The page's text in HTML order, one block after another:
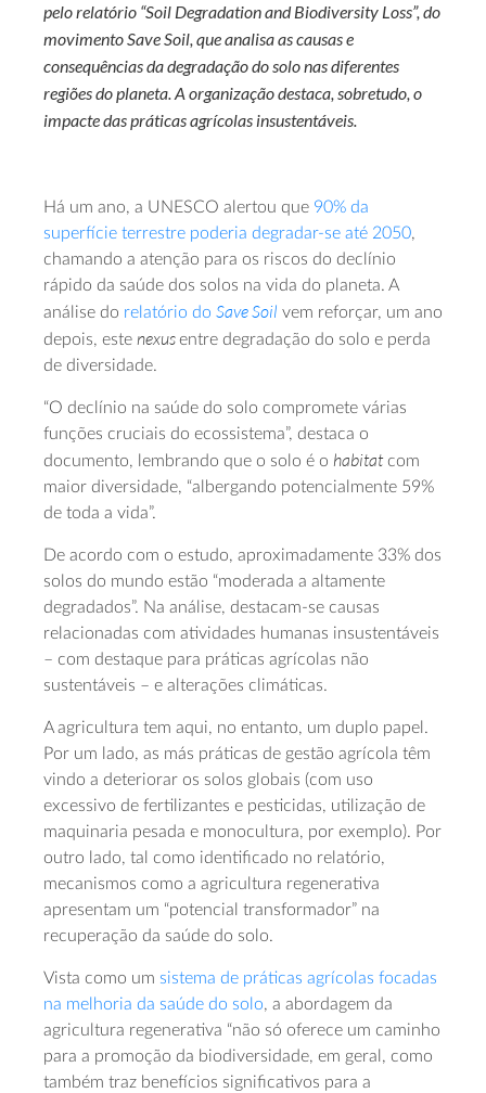
pelo relatório “Soil Degradation and Biodiversity Loss”, do
movimento Save Soil, que analisa as causas e
consequências da degradação do solo nas diferentes
regiões do planeta. A organização destaca, sobretudo, o
impacte das práticas agrícolas insustentáveis.
Há um ano, a UNESCO alertou que 90% da
superfície terrestre poderia degradar-se até 2050,
chamando a atenção para os riscos do declínio
rápido da saúde dos solos na vida do planeta. A
análise do relatório do Save Soil vem reforçar, um ano
depois, este nexusentre degradação do solo e perda
de diversidade.
“O declínio na saúde do solo compromete várias
funções cruciais do ecossistema”, destaca o
documento, lembrando que o solo é o habitatcom
maior diversidade, “albergando potencialmente 59%
de toda a vida”.
De acordo com o estudo, aproximadamente 33% dos
solos do mundo estão “moderada a altamente
degradados”. Na análise, destacam-se causas
relacionadas com atividades humanas insustentáveis
– com destaque para práticas agrícolas não
sustentáveis – e alterações climáticas.
A agricultura tem aqui, no entanto, um duplo papel.
Por um lado, as más práticas de gestão agrícola têm
vindo a deteriorar os solos globais (com uso
excessivo de fertilizantes e pesticidas, utilização de
maquinaria pesada e monocultura, por exemplo). Por
outro lado, tal como identificado no relatório,
mecanismos como a agricultura regenerativa
apresentam um “potencial transformador” na
recuperação da saúde do solo.
Vista como um sistema de práticas agrícolas focadas
na melhoria da saúde do solo, a abordagem da
agricultura regenerativa “não só oferece um caminho
para a promoção da biodiversidade, em geral, como
também traz benefícios significativos para a